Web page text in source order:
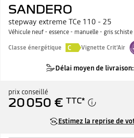
SANDERO
stepway extreme TCe 110 - 25
Véhicule neuf - essence - manuelle - gris schiste
Classe énergétique
C Vignette Crit'Air
Délai moyen de
prix conseillé
20 050 € TTC*
Estimez la reprise de